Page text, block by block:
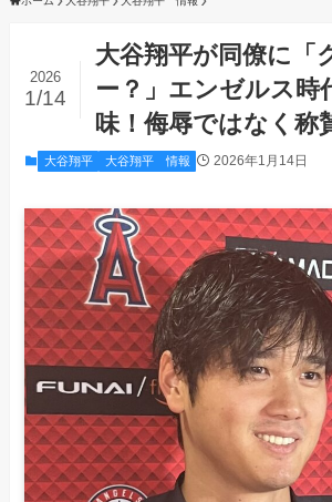
大谷翔平が同僚に「
ー？」エンゼルス時
味！侮辱ではなく称
2026
1/14
大谷翔平 大谷翔平 情報 2026年1月14日